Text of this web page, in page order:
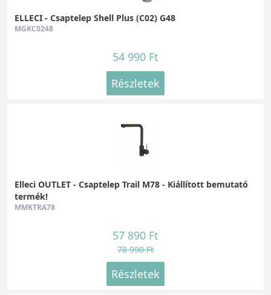
ELLECI - Csaptelep Shell Plus (C02) G48
MGKC0248
54 990 Ft
Részletek
Elleci OUTLET - Csaptelep Trail M78 - Kiállított bemutató
termék!
MMKTRA78
57 890 Ft
78 990 Ft
Részletek